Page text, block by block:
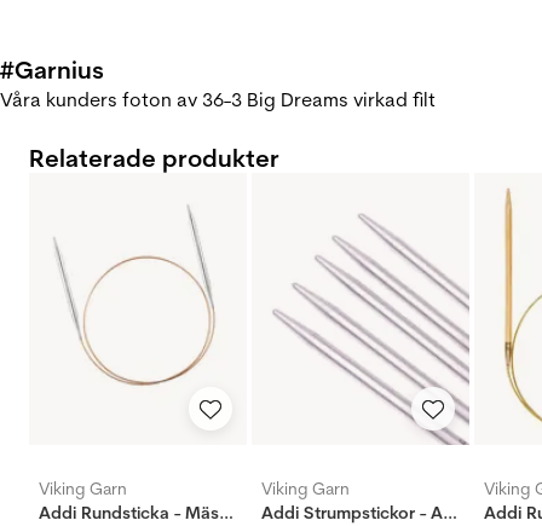
#Garnius
Våra kunders foton av 36-3 Big Dreams virkad filt
Relaterade produkter
Viking Garn
Addi Rundsticka - Mässing
Viking Garn
Addi Strumpstickor - Aluminium
Viking